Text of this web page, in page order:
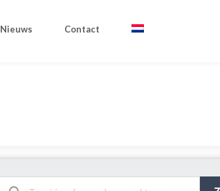
Nieuws Contact